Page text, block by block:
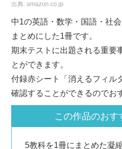
出典:amazon.co.jp
中1の英語・数学・国語・社
まとめにした1冊です。
期末テストに出題される重要
とができます。
付録赤シート「消えるフィル
確認することができるのでお
この作品のおす
5教科を1冊にまとめた凝